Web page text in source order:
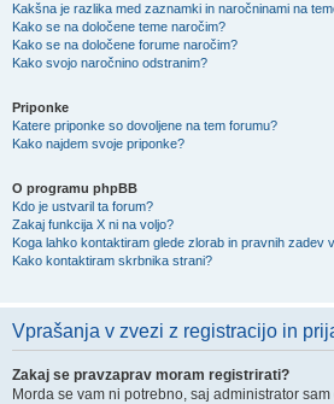
Kakšna je razlika med zaznamki in naročninami na
Kako se na določene teme naročim?
Kako se na določene forume naročim?
Kako svojo naročnino odstranim?
Priponke
Katere priponke so dovoljene na tem forumu?
Kako najdem svoje priponke?
O programu phpBB
Kdo je ustvaril ta forum?
Zakaj funkcija X ni na voljo?
Koga lahko kontaktiram glede zlorab in pravnih zadev
Kako kontaktiram skrbnika strani?
Vprašanja v zvezi z registracijo in
Zakaj se pravzaprav moram registrirati?
Morda se vam ni potrebno, saj administrator